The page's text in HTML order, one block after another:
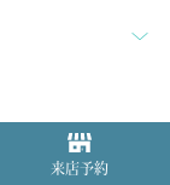
の基準
来店予約